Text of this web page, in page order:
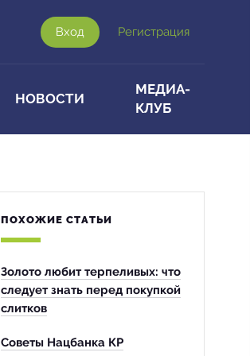
Вход Регистрация
НОВОСТИ
МЕДИА-
КЛУБ
ПОХОЖИЕ СТАТЬИ
Золото любит терпеливых: что
следует знать перед покупкой
слитков
Советы Нацбанка КР